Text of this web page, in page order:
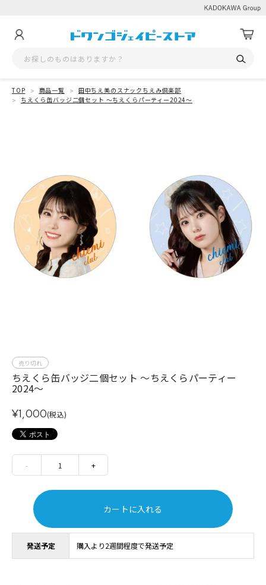
TOP 商品一覧
田中ちえ美のスナックちえみ倶楽部
ちえくら缶バッジ二個セット ～ちえくらパーティー2024～
発送予定 購入より2週間程度で発送予定
売り切れ
ちえくら缶バッジ二個セット ～ちえくらパーティー
2024～
¥1,000(税込)
- 1 +
カートに入れる